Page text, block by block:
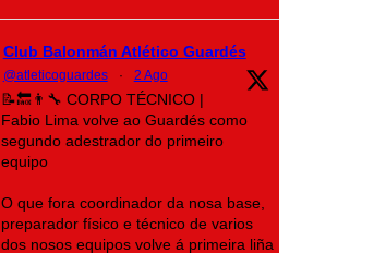
Club Balonmán Atlético Guardés
@atleticoguardes · 2 Ago
📝🔙👨‍🔧 CORPO TÉCNICO |
Fabio Lima volve ao Guardés como
segundo adestrador do primeiro
equipo
O que fora coordinador da nosa base,
preparador físico e técnico de varios
dos nosos equipos volve á primeira liña